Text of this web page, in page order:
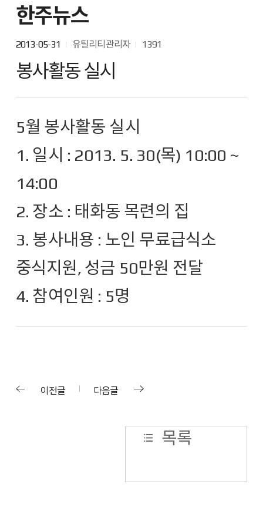
한주뉴스
2013-05-31 유틸리티관리자 1391
봉사활동 실시
5월 봉사활동 실시
1. 일시 : 2013. 5. 30(목) 10:00 ~
14:00
2. 장소 : 태화동 목련의 집
3. 봉사내용 : 노인 무료급식소
중식지원, 성금 50만원 전달
4. 참여인원 : 5명
이전글 다음글
목록